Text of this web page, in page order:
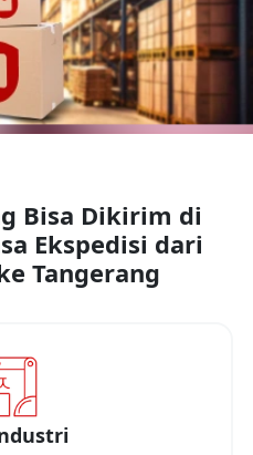
Bisa Dikirim di
Ekspedisi dari
Tangerang